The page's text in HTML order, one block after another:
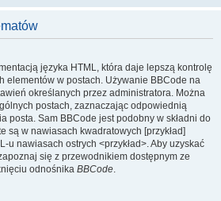
języka HTML, która daje lepszą kontrolę
elementów w postach. Używanie BBCode na
określanych przez administratora. Można
postach, zaznaczając odpowiednią
posta. Sam BBCode jest podobny w składni do
są w nawiasach kwadratowych [przykład]
u nawiasach ostrych <przykład>. Aby uzyskać
się z przewodnikiem dostępnym ze
odnośnika BBCode.